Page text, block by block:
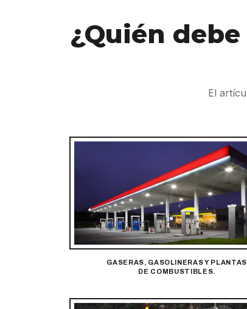
¿Quién
El
GASERAS, GASOLINERAS Y PLANTAS
DE COMBUSTIBLES.